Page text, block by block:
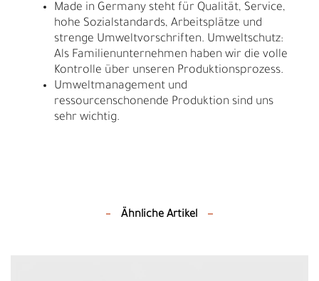
Made in Germany steht für Qualität, Service,
hohe Sozialstandards, Arbeitsplätze und
strenge Umweltvorschriften. Umweltschutz:
Als Familienunternehmen haben wir die volle
Kontrolle über unseren Produktionsprozess.
Umweltmanagement und
ressourcenschonende Produktion sind uns
sehr wichtig.
Ähnliche Artikel